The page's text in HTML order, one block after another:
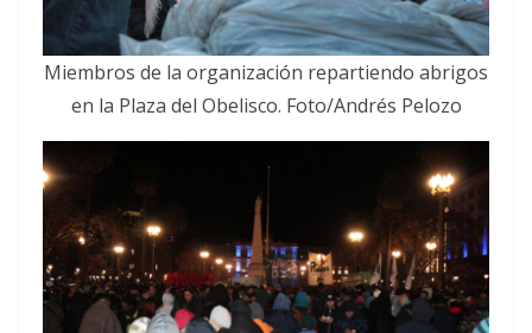
Miembros de la organización repartiendo abrigos
en la Plaza del Obelisco. Foto/Andrés Pelozo